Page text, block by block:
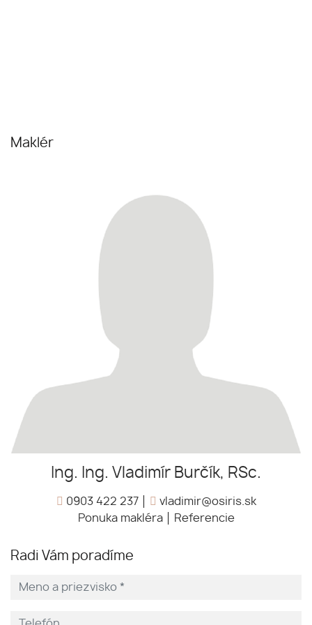
Maklér
Ing. Ing. Vladimír Burčík, RSc.
0903 422 237
vladimir@osiris.sk
Ponuka makléra
Referencie
Radi Vám poradíme